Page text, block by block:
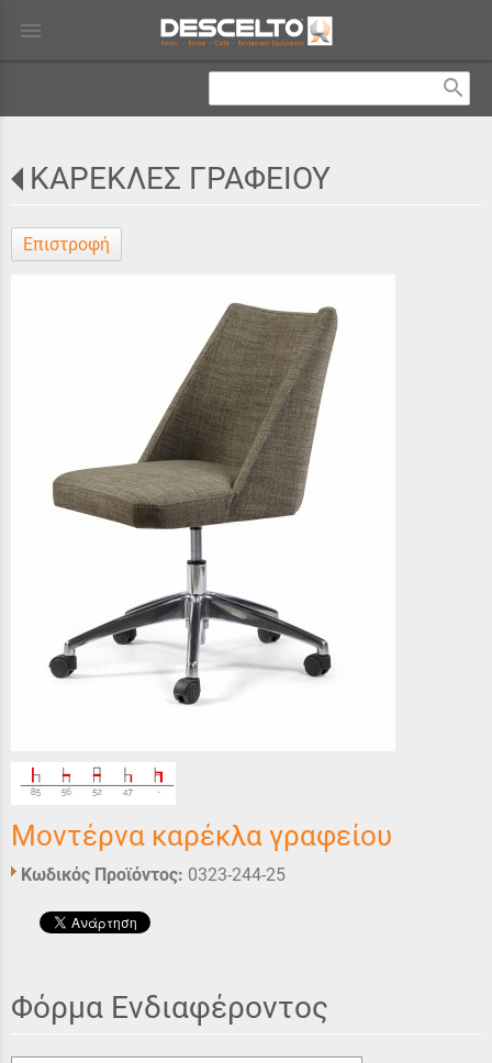
menu
search
ΚΑΡΕΚΛΕΣ ΓΡΑΦΕΙΟΥ
Επιστροφή
Μοντέρνα καρέκλα γραφείου
Κωδικός Προϊόντος: 0323-244-25
Φόρμα Ενδιαφέροντος